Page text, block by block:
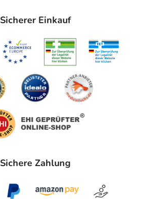
Sicherer Einkauf
Sichere Zahlung